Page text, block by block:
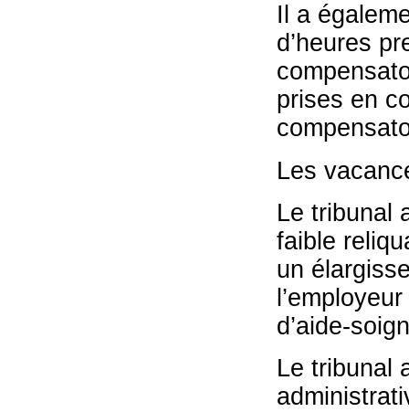
Il a
d’heures
prises en
Les
Le tribunal
faible
un
d’aide-
Le tribunal